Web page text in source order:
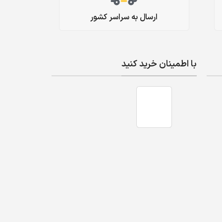
ارسال به سراسر کشور
با اطمینان خرید کنید